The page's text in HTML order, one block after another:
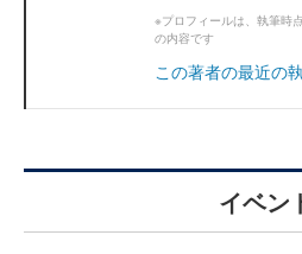
※プロフィールは、執筆時
の内容です
この著者の最近の
イベン